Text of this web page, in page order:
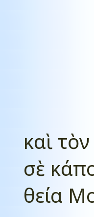
καὶ
σὲ
θεία